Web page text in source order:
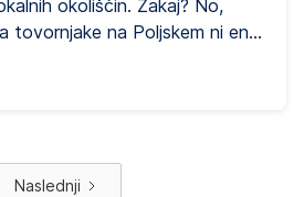
okoliščin. Zakaj? No,
tovornjake na Poljskem ni enak
po katerih boste
glede cestnine za tovornjake
Poljske. Nadaljujte z branjem,
Naslednji